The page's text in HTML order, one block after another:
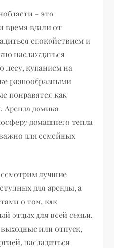
– это
время вдали от
спокойствием и
наслаждаться
лесу, купанием на
разнообразными
понравятся как
Аренда домика
домашнего тепла
для семейных
лучшие
для аренды, а
о том, как
отдых для всей семьи.
выходные или отпуск,
насладиться